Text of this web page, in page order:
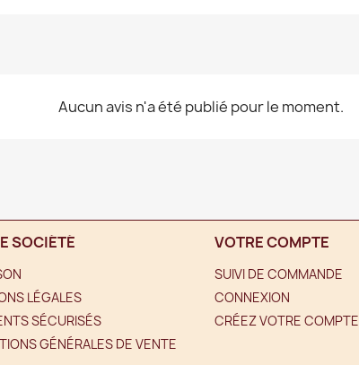
Aucun avis n'a été publié pour le moment.
SOCIÉTÉ
LÉGALES
SÉCURISÉS
GÉNÉRALES DE VENTE
VOTRE COMPTE
SUIVI DE COMMANDE
CONNEXION
CRÉEZ VOTRE COMPTE